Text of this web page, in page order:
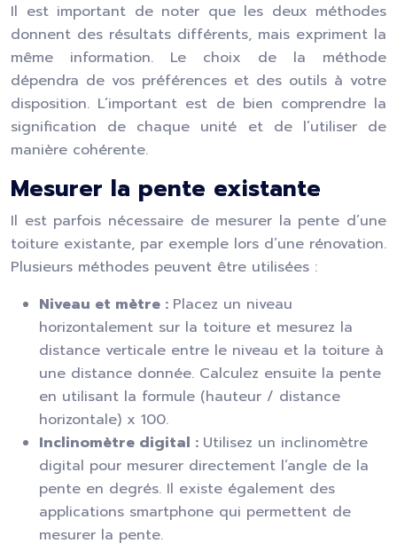
Il est important de noter que les deux méthodes
donnent des résultats différents, mais expriment la
même information. Le choix de la méthode
dépendra de vos préférences et des outils à votre
disposition. L’important est de bien comprendre la
signification de chaque unité et de l’utiliser de
manière cohérente.
Mesurer la pente existante
Il est parfois nécessaire de mesurer la pente d’une
toiture existante, par exemple lors d’une rénovation.
Plusieurs méthodes peuvent être utilisées :
Niveau et mètre : Placez un niveau
horizontalement sur la toiture et mesurez la
distance verticale entre le niveau et la toiture à
une distance donnée. Calculez ensuite la pente
en utilisant la formule (hauteur / distance
horizontale) x 100.
Inclinomètre digital : Utilisez un inclinomètre
digital pour mesurer directement l’angle de la
pente en degrés. Il existe également des
applications smartphone qui permettent de
mesurer la pente.